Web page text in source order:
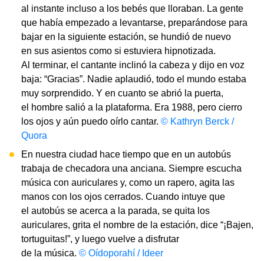
al instante incluso a los bebés que lloraban. La gente
que había empezado a levantarse, preparándose para
bajar en la siguiente estación, se hundió de nuevo
en sus asientos como si estuviera hipnotizada.
Al terminar, el cantante inclinó la cabeza y dijo en voz
baja: “Gracias”. Nadie aplaudió, todo el mundo estaba
muy sorprendido. Y en cuanto se abrió la puerta,
el hombre salió a la plataforma. Era 1988, pero cierro
los ojos y aún puedo oírlo cantar. © Kathryn Berck /
Quora
En nuestra ciudad hace tiempo que en un autobús
trabaja de checadora una anciana. Siempre escucha
música con auriculares y, como un rapero, agita las
manos con los ojos cerrados. Cuando intuye que
el autobús se acerca a la parada, se quita los
auriculares, grita el nombre de la estación, dice “¡Bajen,
tortuguitas!”, y luego vuelve a disfrutar
de la música. © Oídoporahí / Ideer